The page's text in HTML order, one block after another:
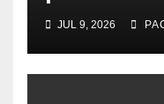
JUL 9, 2026